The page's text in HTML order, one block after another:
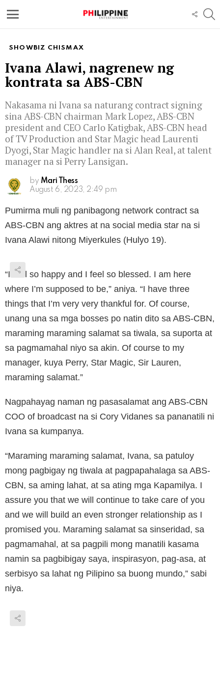
SHOWBIZ CHISMAX
Ivana Alawi, nagrenew ng
kontrata sa ABS-CBN
Nakasama ni Ivana sa naturang contract signing
sina ABS-CBN chairman Mark Lopez, ABS-CBN
president and CEO Carlo Katigbak, ABS-CBN head
of TV Production and Star Magic head Laurenti
Dyogi, Star Magic handler na si Alan Real, at talent
manager na si Perry Lansigan.
by Mari Thess
August 6, 2023, 2:49 pm
Pumirma muli ng panibagong network contract sa
ABS-CBN ang aktres at na social media star na si
Ivana Alawi nitong Miyerkules (Hulyo 19).
“I feel so happy and I feel so blessed. I am here
where I’m supposed to be,” aniya. “I have three
things that I’m very very thankful for. Of course,
unang una sa mga bosses po natin dito sa ABS-CBN,
maraming maraming salamat sa tiwala, sa suporta at
sa pagmamahal niyo sa akin. Of course to my
manager, kuya Perry, Star Magic, Sir Lauren,
maraming salamat.”
Nagpahayag naman ng pasasalamat ang ABS-CBN
COO of broadcast na si Cory Vidanes sa pananatili ni
Ivana sa kumpanya.
“Maraming maraming salamat, Ivana, sa patuloy
mong pagbigay ng tiwala at pagpapahalaga sa ABS-
CBN, sa aming lahat, at sa ating mga Kapamilya. I
assure you that we will continue to take care of you
and we will build an even stronger relationship as I
promised you. Maraming salamat sa sinseridad, sa
pagmamahal, at sa pagpili mong manatili kasama
namin sa pagbibigay saya, inspirasyon, pag-asa, at
serbisyo sa lahat ng Pilipino sa buong mundo,” sabi
niya.